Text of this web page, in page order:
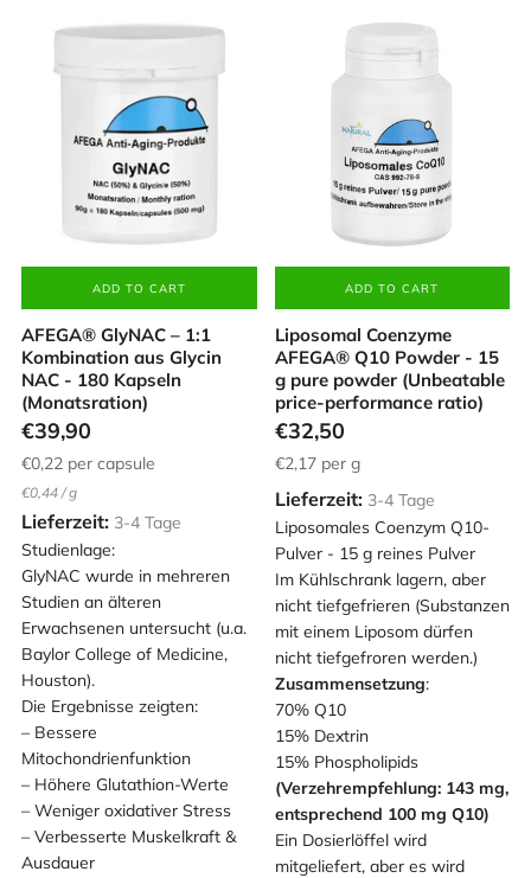
ADD TO CART
AFEGA® GlyNAC – 1:1
Kombination aus Glycin
NAC - 180 Kapseln
(Monatsration)
Studienlage:
GlyNAC wurde in mehreren
Studien an älteren
Erwachsenen untersucht (u.a.
Baylor College of Medicine,
Houston).
Die Ergebnisse zeigten:
– Bessere
Mitochondrienfunktion
– Höhere Glutathion-Werte
– Weniger oxidativer Stress
– Verbesserte Muskelkraft &
Ausdauer
€39,90
€0,22 per capsule
Unit
€0,44 / per
g
Lieferzeit: 3-4 Tage
ADD TO CART
Liposomal Coenzyme
AFEGA® Q10 Powder - 15
g pure powder (Unbeatable
price-performance ratio)
Liposomales Coenzym Q10-
Pulver - 15 g reines Pulver
Im Kühlschrank lagern, aber
nicht tiefgefrieren (Substanzen
mit einem Liposom dürfen
nicht tiefgefroren werden.)
Zusammensetzung:
70% Q10
15% Dextrin
15% Phospholipids
(Verzehrempfehlung: 143 mg,
entsprechend 100 mg Q10)
Ein Dosierlöffel wird
mitgeliefert, aber es wird
€32,50
€2,17per g
Lieferzeit: 3-4 Tage